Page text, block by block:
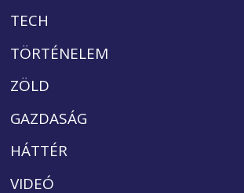
TECH
TÖRTÉNELEM
ZÖLD
GAZDASÁG
HÁTTÉR
VIDEÓ